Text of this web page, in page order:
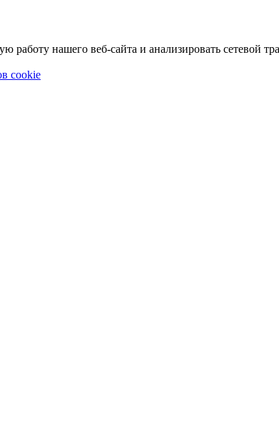
нашего веб-сайта и анализировать сетевой
cookie